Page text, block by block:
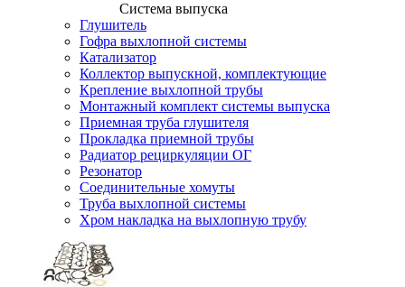
Система выпуска
Глушитель
Гофра выхлопной системы
Катализатор
Коллектор выпускной, комплектующие
Крепление выхлопной трубы
Монтажный комплект системы выпуска
Приемная труба глушителя
Прокладка приемной трубы
Радиатор рециркуляции ОГ
Резонатор
Соединительные хомуты
Труба выхлопной системы
Хром накладка на выхлопную трубу